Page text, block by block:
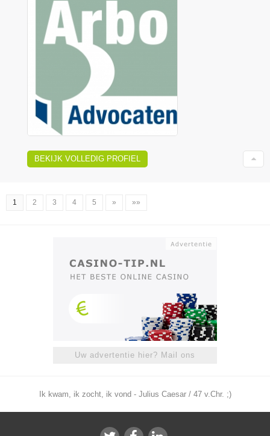
BEKIJK VOLLEDIG PROFIEL
1 2 3 4 5 » »»
Uw advertentie hier? Mail ons
Ik kwam, ik zocht, ik vond - Julius Caesar / 47 v.Chr. ;)